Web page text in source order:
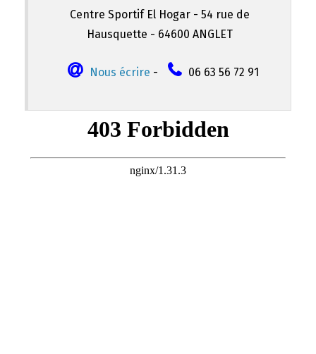
Centre Sportif El Hogar - 54 rue de
Hausquette - 64600 ANGLET
Nous écrire - 06 63 56 72 91